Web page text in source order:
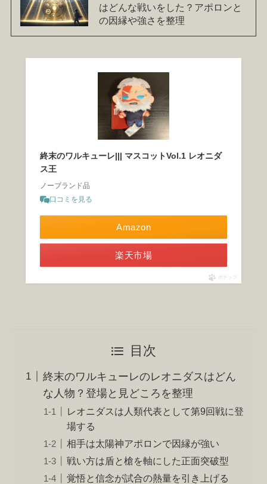
はどんな戦いをした？アポロンと
の因縁や強さを整理
終末のワルキューレ||| マスコットVol.1 レオニダ
ス王
ノーブランド品
口コミを見る
Amazon
楽天市場
ポチップ
目次
終末のワルキューレのレオニダスはどん
な人物？登場と見どころを整理
レオニダスは人類代表として第9回戦に登
場する
相手は太陽神アポロンで因縁が強い
戦い方は盾と槍を軸にした正面突破型
覚悟と信念が試合の熱量を引き上げる